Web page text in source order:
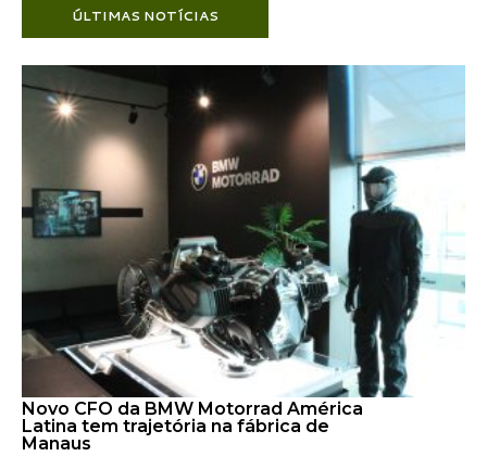
ÚLTIMAS NOTÍCIAS
Novo CFO da BMW Motorrad América
Latina tem trajetória na fábrica de
Manaus